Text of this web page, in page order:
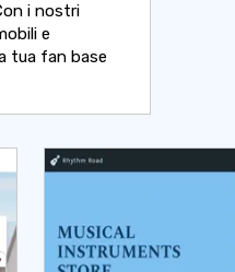
i nostri
e
tua fan base